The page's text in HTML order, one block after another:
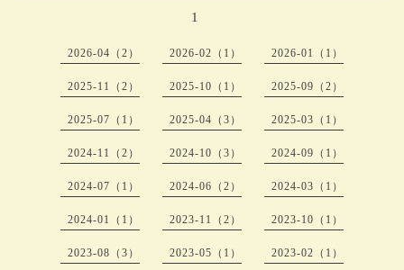
1
2026-04（2） 2026-02（1） 2026-01（1）
2025-11（2） 2025-10（1） 2025-09（2）
2025-07（1） 2025-04（3） 2025-03（1）
2024-11（2） 2024-10（3） 2024-09（1）
2024-07（1） 2024-06（2） 2024-03（1）
2024-01（1） 2023-11（2） 2023-10（1）
2023-08（3） 2023-05（1） 2023-02（1）